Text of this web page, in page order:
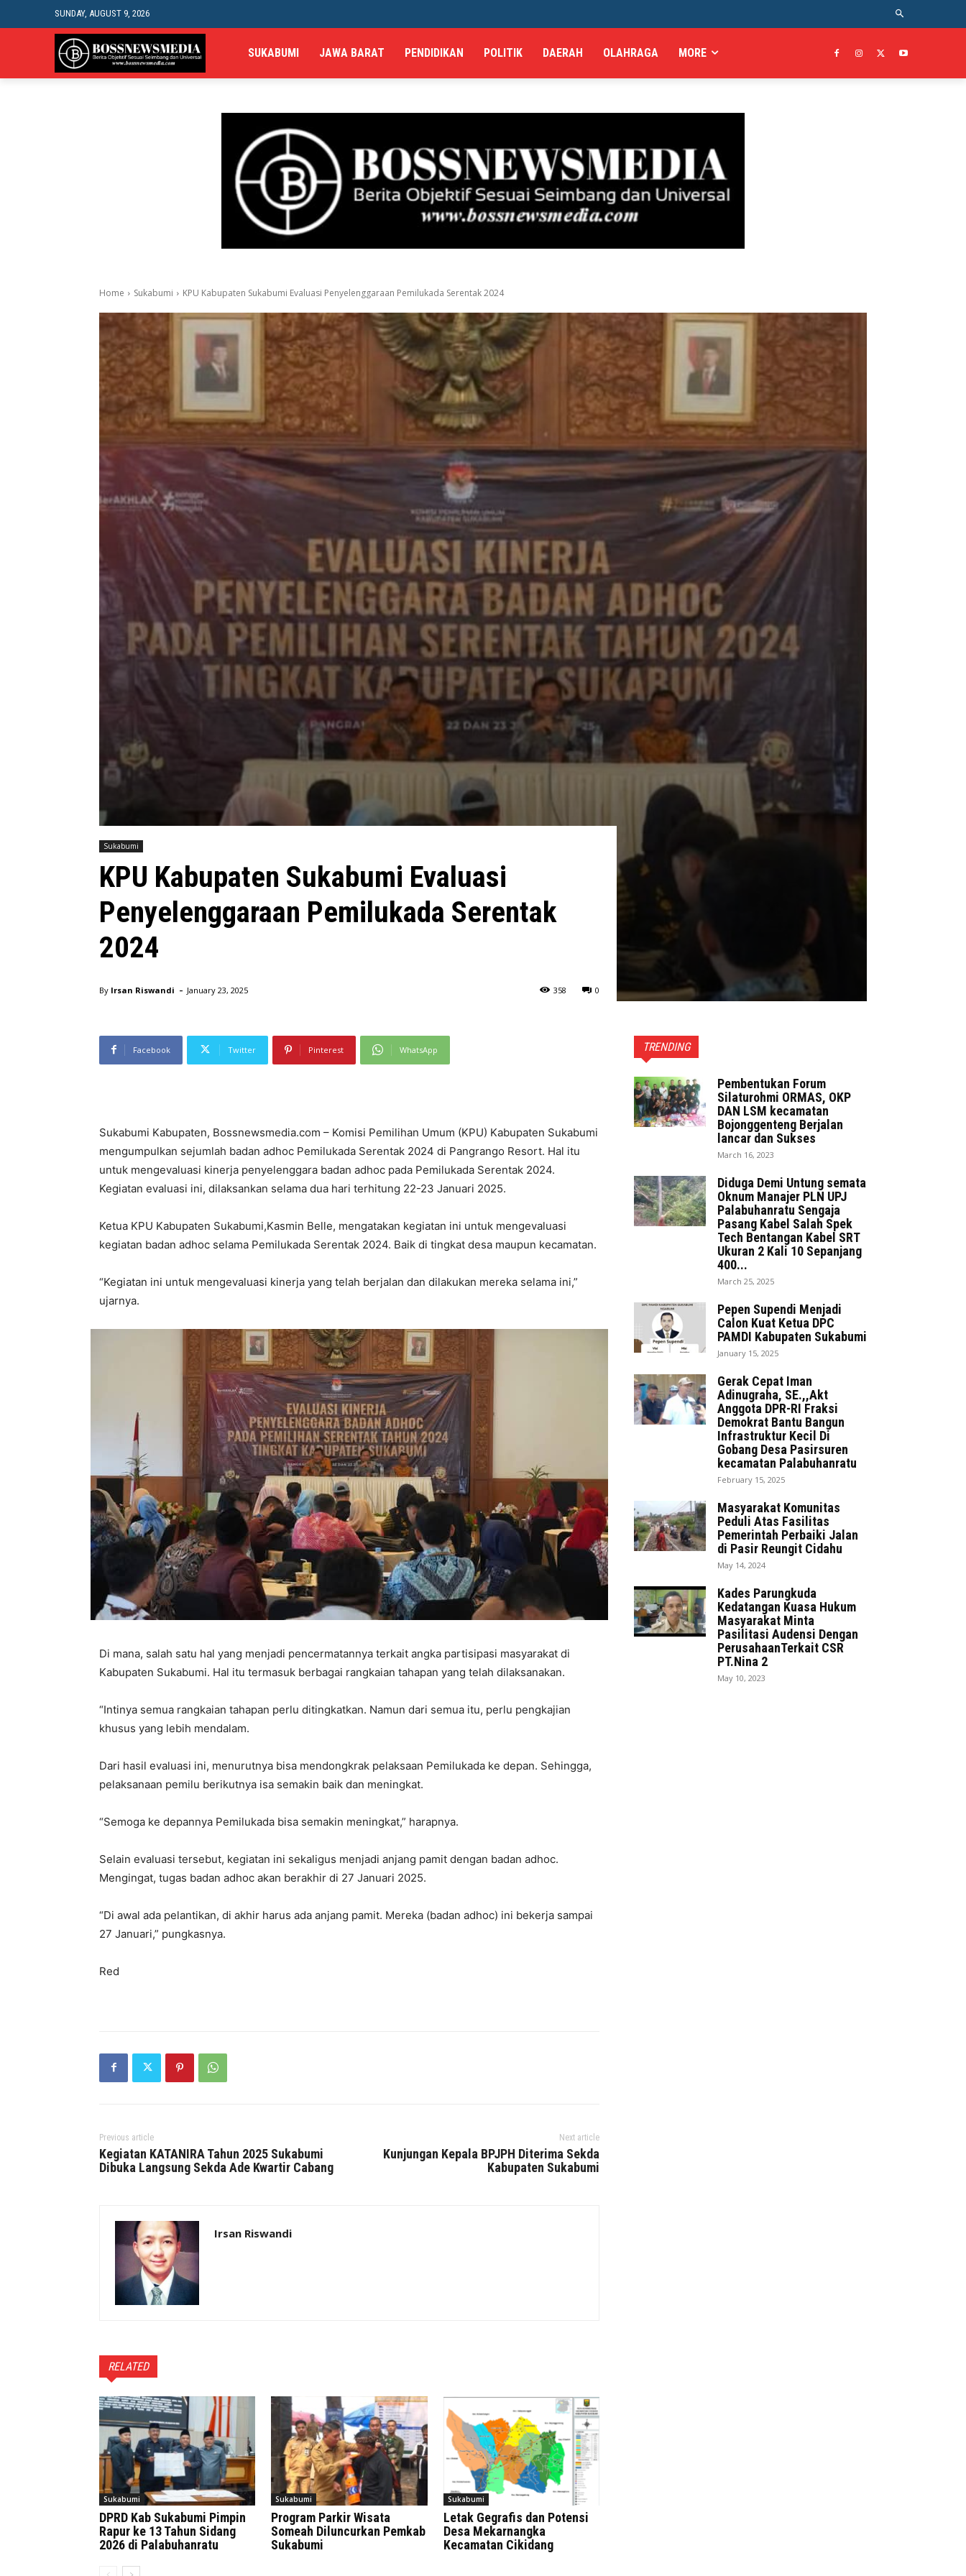
SUNDAY, AUGUST 9, 2026
SUKABUMI JAWA BARAT PENDIDIKAN POLITIK DAERAH OLAHRAGA MORE
Home Sukabumi KPU Kabupaten Sukabumi Evaluasi Penyelenggaraan Pemilukada Serentak 2024
Sukabumi
KPU Kabupaten Sukabumi Evaluasi
Penyelenggaraan Pemilukada Serentak
2024
By Irsan Riswandi - January 23, 2025 0
358
Facebook Twitter Pinterest WhatsApp
Sukabumi Kabupaten, Bossnewsmedia.com – Komisi Pemilihan Umum (KPU) Kabupaten Sukabumi
mengumpulkan sejumlah badan adhoc Pemilukada Serentak 2024 di Pangrango Resort. Hal itu
untuk mengevaluasi kinerja penyelenggara badan adhoc pada Pemilukada Serentak 2024.
Kegiatan evaluasi ini, dilaksankan selama dua hari terhitung 22-23 Januari 2025.
Ketua KPU Kabupaten Sukabumi,Kasmin Belle, mengatakan kegiatan ini untuk mengevaluasi
kegiatan badan adhoc selama Pemilukada Serentak 2024. Baik di tingkat desa maupun kecamatan.
“Kegiatan ini untuk mengevaluasi kinerja yang telah berjalan dan dilakukan mereka selama ini,”
ujarnya.
Di mana, salah satu hal yang menjadi pencermatannya terkait angka partisipasi masyarakat di
Kabupaten Sukabumi. Hal itu termasuk berbagai rangkaian tahapan yang telah dilaksanakan.
“Intinya semua rangkaian tahapan perlu ditingkatkan. Namun dari semua itu, perlu pengkajian
khusus yang lebih mendalam.
Dari hasil evaluasi ini, menurutnya bisa mendongkrak pelaksaan Pemilukada ke depan. Sehingga,
pelaksanaan pemilu berikutnya isa semakin baik dan meningkat.
“Semoga ke depannya Pemilukada bisa semakin meningkat,” harapnya.
Selain evaluasi tersebut, kegiatan ini sekaligus menjadi anjang pamit dengan badan adhoc.
Mengingat, tugas badan adhoc akan berakhir di 27 Januari 2025.
“Di awal ada pelantikan, di akhir harus ada anjang pamit. Mereka (badan adhoc) ini bekerja sampai
27 Januari,” pungkasnya.
Red
Previous article
Kegiatan KATANIRA Tahun 2025 Sukabumi
Dibuka Langsung Sekda Ade Kwartir Cabang
Next article
Kunjungan Kepala BPJPH Diterima Sekda
Kabupaten Sukabumi
Irsan Riswandi
RELATED
Sukabumi
DPRD Kab Sukabumi Pimpin
Rapur ke 13 Tahun Sidang
2026 di Palabuhanratu
Sukabumi
Program Parkir Wisata
Someah Diluncurkan Pemkab
Sukabumi
Sukabumi
Letak Gegrafis dan Potensi
Desa Mekarnangka
Kecamatan Cikidang
TRENDING
Pembentukan Forum
Silaturohmi ORMAS, OKP
DAN LSM kecamatan
Bojonggenteng Berjalan
lancar dan Sukses
March 16, 2023
Diduga Demi Untung semata
Oknum Manajer PLN UPJ
Palabuhanratu Sengaja
Pasang Kabel Salah Spek
Tech Bentangan Kabel SRT
Ukuran 2 Kali 10 Sepanjang
400...
March 25, 2025
Pepen Supendi Menjadi
Calon Kuat Ketua DPC
PAMDI Kabupaten Sukabumi
January 15, 2025
Gerak Cepat Iman
Adinugraha, SE.,,Akt
Anggota DPR-RI Fraksi
Demokrat Bantu Bangun
Infrastruktur Kecil Di
Gobang Desa Pasirsuren
kecamatan Palabuhanratu
February 15, 2025
Masyarakat Komunitas
Peduli Atas Fasilitas
Pemerintah Perbaiki Jalan
di Pasir Reungit Cidahu
May 14, 2024
Kades Parungkuda
Kedatangan Kuasa Hukum
Masyarakat Minta
Pasilitasi Audensi Dengan
PerusahaanTerkait CSR
PT.Nina 2
May 10, 2023